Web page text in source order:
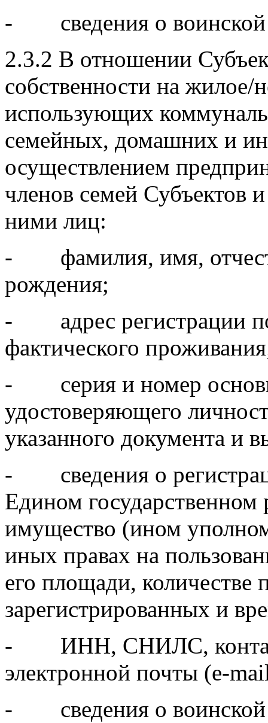
- сведения о воинской
2.3.2 В отношении
собственности на
использующих
семейных, домашних и
осуществлением
членов семей Субъектов
ними лиц:
- фамилия, имя,
рождения;
- адрес регистрации по
фактического
- серия и номер
удостоверяющего
указанного документа и
- сведения о
Едином государственном
имущество (ином
иных правах на
его площади,
зарегистрированных и
- ИНН, СНИЛС,
электронной почты (e-
- сведения о воинской